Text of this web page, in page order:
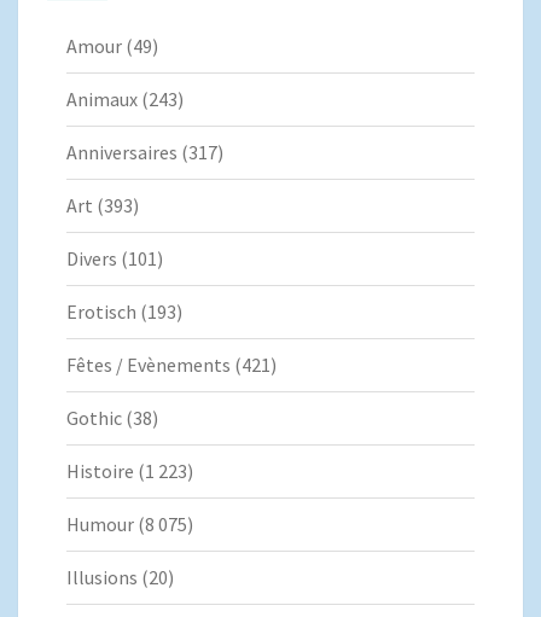
Amour (49)
Animaux (243)
Anniversaires (317)
Art (393)
Divers (101)
Erotisch (193)
Fêtes / Evènements (421)
Gothic (38)
Histoire (1 223)
Humour (8 075)
Illusions (20)